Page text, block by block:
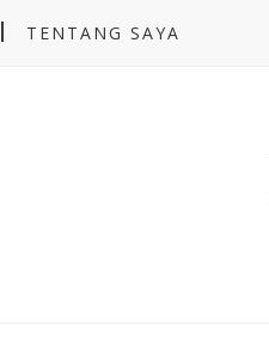
TENTANG SAYA